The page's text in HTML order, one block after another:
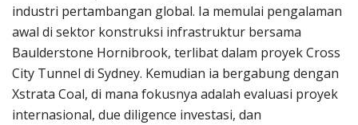
industri pertambangan global. Ia memulai pengalaman
awal di sektor konstruksi infrastruktur bersama
Baulderstone Hornibrook, terlibat dalam proyek Cross
City Tunnel di Sydney. Kemudian ia bergabung dengan
Xstrata Coal, di mana fokusnya adalah evaluasi proyek
internasional, due diligence investasi, dan